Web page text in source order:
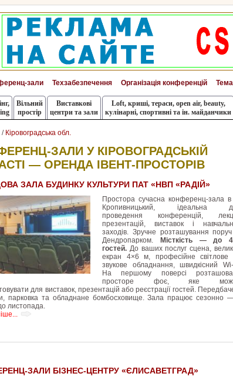
зали Техзабезпечення Організація конференцій
Вільний
простір
Виставкові
центри та зали
Loft, криші, тераси, оpen air, beauty,
кулінарні, спортивні та ін. майданчики
/ Кіровоградська обл.
ЗАЛИ У КІРОВОГРАДСЬКІЙ
— ОРЕНДА ІВЕНТ-ПРОСТОРІВ
ЗАЛА БУДИНКУ КУЛЬТУРИ ПАТ «НВП «РАДІЙ»
Простора сучасна конференц-зала в
Кропивницький, ідеальна
проведення конференцій,
презентацій, виставок і
заходів. Зручне розташування поруч
Дендропарком. Місткість — до
гостей. До ваших послуг сцена,
екран 4×6 м, професійне світлове
звукове обладнання, швидкісний Wi-
На першому поверсі
просторе фоє, яке
для виставок, презентацій або реєстрації гостей.
парковка та обладнане бомбосховище. Зала працює сезонно
листопада.
ЗАЛИ БІЗНЕС-ЦЕНТРУ «ЄЛИСАВЕТГРАД»